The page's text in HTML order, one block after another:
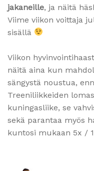
jakaneille, ja näitä
Viime viikon voittaja
sisällä
Viikon
näitä aina kun
sängystä noustua,
Treeniliikkeiden
kuningasliike, se
sekä parantaa myös
kuntosi mukaan 5x /